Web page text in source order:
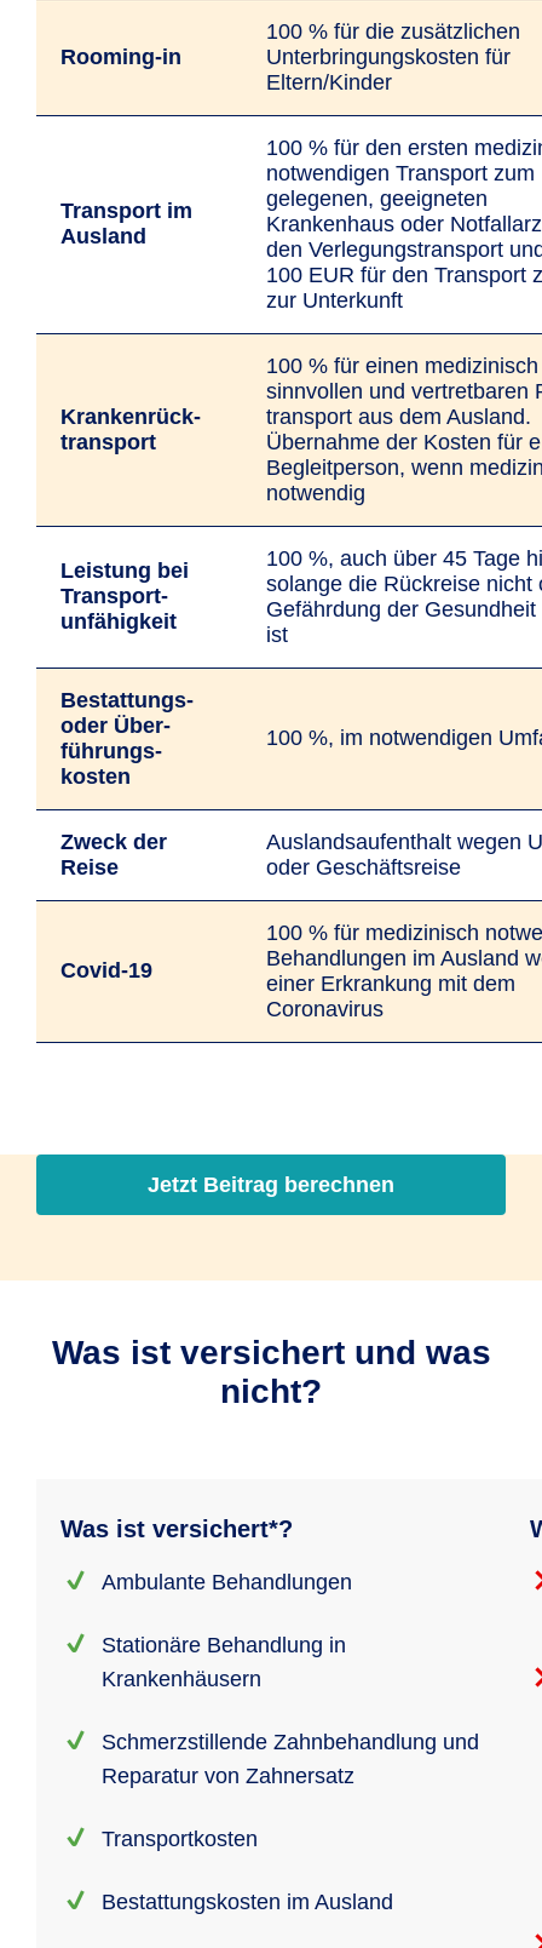
Rooming-in
100 % für die zusätzlichen
Unterbringungs­kosten für
Eltern/Kinder
Transport im
Ausland
100 % für den ersten
notwendigen Transport
gelegenen, geeigneten
Krankenhaus oder
den Verlegungs­transport
100 EUR für den Transport
zur Unterkunft
Kranken­rück­
transport
100 % für einen medizinisch
sinnvollen und vertretbaren
transport aus dem Ausland.
Übernahme der Kosten für
Begleit­person, wenn
notwendig
Leistung bei
Transport­
unfähigkeit
100 %, auch über 45 Tage
solange die Rückreise nicht
Gefährdung der Gesundheit
ist
Bestattungs-
oder Über­
führungs­
kosten
100 %, im notwendigen
Zweck der
Reise
Auslandsaufenthalt wegen
oder Geschäfts­reise
Covid-19
100 % für medizinisch
Behandlungen im Ausland
einer Erkrankung mit dem
Coronavirus
Jetzt Beitrag berechnen
Was ist versichert und was
nicht?
Was ist versichert*?
Ambulante Behandlungen
Stationäre Behandlung in
Krankenhäusern
Schmerzstillende Zahnbehandlung und
Reparatur von Zahnersatz
Transportkosten
Bestattungskosten im Ausland